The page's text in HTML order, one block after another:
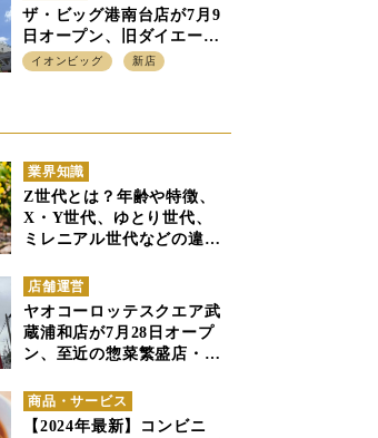
ザ・ビッグ港南台店が7月9
日オープン、旧ダイエー店
舗を受け継ぎ、DS、SM激
イオンビッグ 新店
業界知識
Z世代とは？年齢や特徴、
X・Y世代、ゆとり世代、
ミレニアル世代などの違い
店舗運営
ヤオコーロッテスクエア武
蔵浦和店が7月28日オープ
ン、至近の惣菜繁盛店・武
すみ分け
商品・サービス
【2024年最新】コンビニ